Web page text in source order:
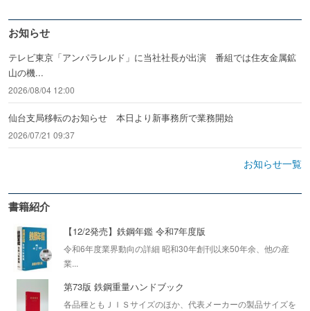
お知らせ
テレビ東京「アンパラレルド」に当社社長が出演 番組では住友金属鉱
山の機...
2026/08/04 12:00
仙台支局移転のお知らせ 本日より新事務所で業務開始
2026/07/21 09:37
お知らせ一覧
書籍紹介
【12/2発売】鉄鋼年鑑 令和7年度版
令和6年度業界動向の詳細 昭和30年創刊以来50年余、他の産
業...
第73版 鉄鋼重量ハンドブック
各品種ともＪＩＳサイズのほか、代表メーカーの製品サイズを